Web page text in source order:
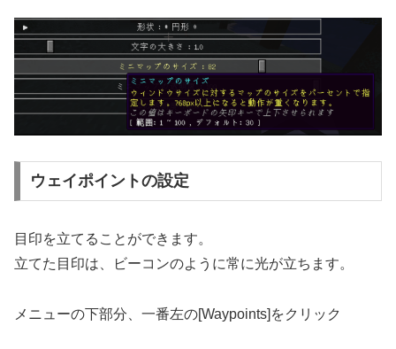
ウェイポイントの設定
目印を立てることができます。
立てた目印は、ビーコンのように常に光が立ちます。
メニューの下部分、一番左の[Waypoints]をクリック